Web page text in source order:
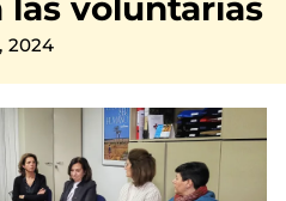
voluntarias
2024